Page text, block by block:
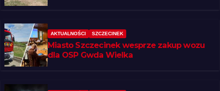
AKTUALNOŚCI SZCZECINEK
Miasto Szczecinek wesprze zakup wozu
dla OSP Gwda Wielka